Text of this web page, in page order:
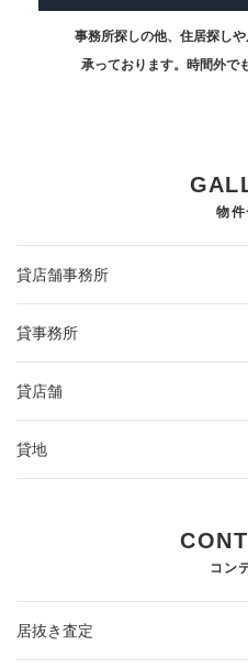
事務所探しの他、住居探し
承っております。時間外で
物件
貸店舗事務所
貸事務所
貸店舗
貸地
コン
居抜き査定